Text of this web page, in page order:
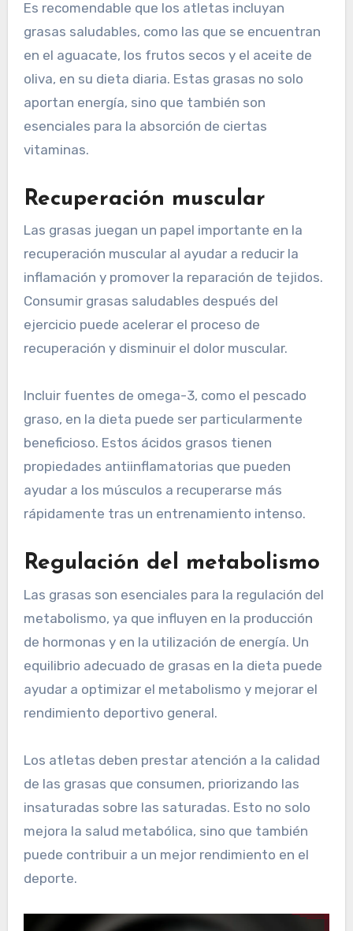
Es recomendable que los atletas incluyan
grasas saludables, como las que se encuentran
en el aguacate, los frutos secos y el aceite de
oliva, en su dieta diaria. Estas grasas no solo
aportan energía, sino que también son
esenciales para la absorción de ciertas
vitaminas.
Recuperación muscular
Las grasas juegan un papel importante en la
recuperación muscular al ayudar a reducir la
inflamación y promover la reparación de tejidos.
Consumir grasas saludables después del
ejercicio puede acelerar el proceso de
recuperación y disminuir el dolor muscular.
Incluir fuentes de omega-3, como el pescado
graso, en la dieta puede ser particularmente
beneficioso. Estos ácidos grasos tienen
propiedades antiinflamatorias que pueden
ayudar a los músculos a recuperarse más
rápidamente tras un entrenamiento intenso.
Regulación del metabolismo
Las grasas son esenciales para la regulación del
metabolismo, ya que influyen en la producción
de hormonas y en la utilización de energía. Un
equilibrio adecuado de grasas en la dieta puede
ayudar a optimizar el metabolismo y mejorar el
rendimiento deportivo general.
Los atletas deben prestar atención a la calidad
de las grasas que consumen, priorizando las
insaturadas sobre las saturadas. Esto no solo
mejora la salud metabólica, sino que también
puede contribuir a un mejor rendimiento en el
deporte.